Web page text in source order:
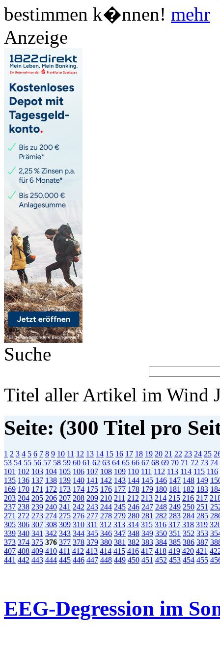
bestimmen k�nnen! mehr
Anzeige
Suche
Titel aller Artikel im Wind
Seite: (300 Titel pro
1 2 3 4 5 6 7 8 9 10 11 12 13 14 15 16 17 18 19 20 21 22 23 24 25
53 54 55 56 57 58 59 60 61 62 63 64 65 66 67 68 69 70 71 72 73 74
101 102 103 104 105 106 107 108 109 110 111 112 113 114 115 116
135 136 137 138 139 140 141 142 143 144 145 146 147 148 149
169 170 171 172 173 174 175 176 177 178 179 180 181 182 183
203 204 205 206 207 208 209 210 211 212 213 214 215 216 217
237 238 239 240 241 242 243 244 245 246 247 248 249 250 251
271 272 273 274 275 276 277 278 279 280 281 282 283 284 285
305 306 307 308 309 310 311 312 313 314 315 316 317 318 319
339 340 341 342 343 344 345 346 347 348 349 350 351 352 353
373 374 375 376 377 378 379 380 381 382 383 384 385 386 387
407 408 409 410 411 412 413 414 415 416 417 418 419 420 421
441 442 443 444 445 446 447 448 449 450 451 452 453 454 455
EEG-Degression im